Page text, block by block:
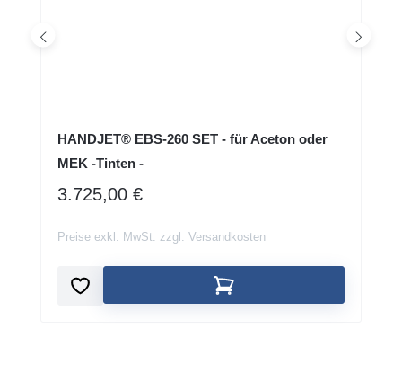
HANDJET® EBS-260 SET - für Aceton oder
MEK -Tinten -
REGULÄRER PREIS:
3.725,00 €
Preise exkl. MwSt. zzgl. Versandkosten